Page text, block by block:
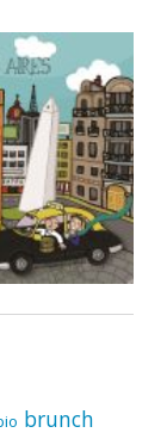
brunch